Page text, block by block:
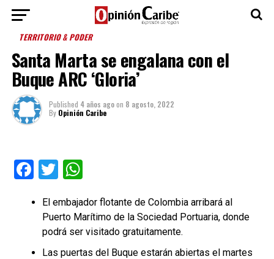
TERRITORIO & PODER
Santa Marta se engalana con el
Buque ARC ‘Gloria’
Published 4 años agoon 8 agosto, 2022
By Opinión Caribe
Facebook
TwitterWhatsApp
El embajador flotante de Colombia arribará al
Puerto Marítimo de la Sociedad Portuaria, donde
podrá ser visitado gratuitamente.
Las puertas del Buque estarán abiertas el martes